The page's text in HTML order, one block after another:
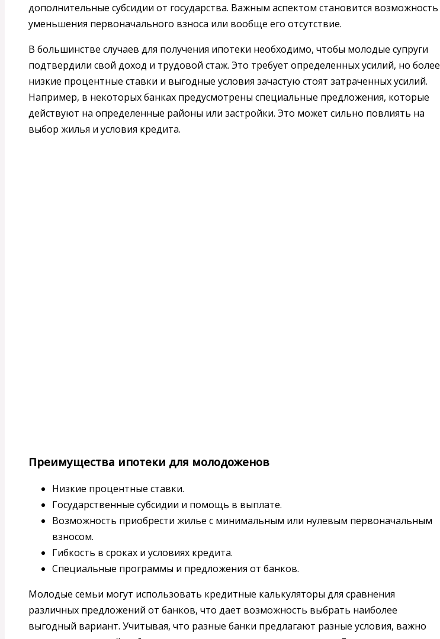
дополнительные субсидии от государства. Важным аспектом становится возможность
уменьшения первоначального взноса или вообще его отсутствие.
В большинстве случаев для получения ипотеки необходимо, чтобы молодые супруги
подтвердили свой доход и трудовой стаж. Это требует определенных усилий, но более
низкие процентные ставки и выгодные условия зачастую стоят затраченных усилий.
Например, в некоторых банках предусмотрены специальные предложения, которые
действуют на определенные районы или застройки. Это может сильно повлиять на
выбор жилья и условия кредита.
Преимущества ипотеки для молодоженов
Низкие процентные ставки.
Государственные субсидии и помощь в выплате.
Возможность приобрести жилье с минимальным или нулевым первоначальным
взносом.
Гибкость в сроках и условиях кредита.
Специальные программы и предложения от банков.
Молодые семьи могут использовать кредитные калькуляторы для сравнения
различных предложений от банков, что дает возможность выбрать наиболее
выгодный вариант. Учитывая, что разные банки предлагают разные условия, важно